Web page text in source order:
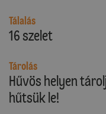
Tálalás
16 szelet
Tárolás
Hűvös helyen
hűtsük le!